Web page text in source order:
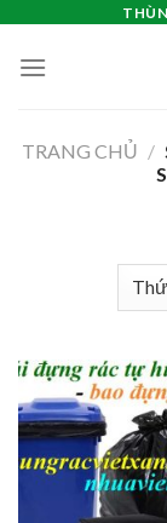
content
TRANG CHỦ /